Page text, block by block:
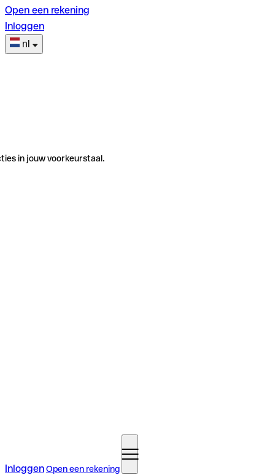
Open een rekening
Inloggen
nl
in jouw voorkeurstaal.
InloggenOpen een rekening